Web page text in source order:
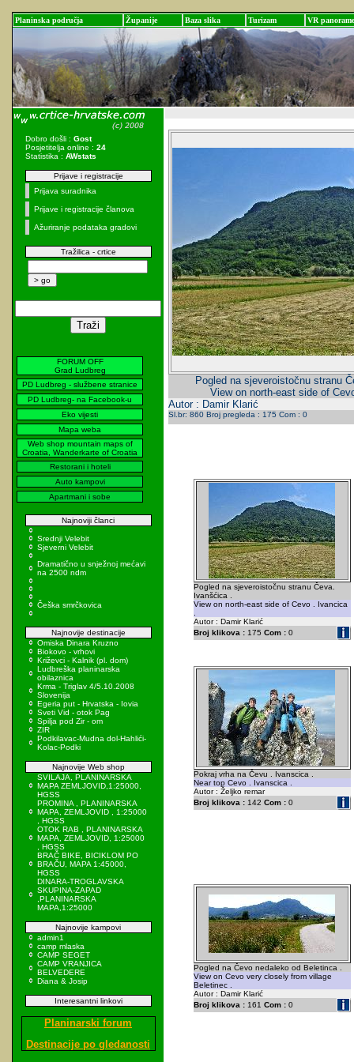
Planinska područja Županije Baza slika Turizam VR panorame
Dobro došli : Gost
Posjetitelja online : 24
Statistika : AWstats
Prijave i registracije
Prijava suradnika
Prijave i registracije članova
Ažuriranje podataka gradovi
Tražilica - crtice
FORUM OFF
Grad Ludbreg
PD Ludbreg - službene stranice
PD Ludbreg- na Facebook-u
Eko vijesti
Mapa weba
Web shop mountain maps of
Croatia, Wanderkarte of Croatia
Restorani i hoteli
Auto kampovi
Apartmani i sobe
Najnoviji članci
Srednji Velebit
Sjeverni Velebit
Dramatično u snježnoj mećavi
na 2500 ndm
Češka smrčkovica
Najnovije destinacije
Omiska Dinara Kruzno
Biokovo - vrhovi
Križevci - Kalnik (pl. dom)
Ludbreška planinarska
obilaznica
Krma - Triglav 4/5.10.2008
Slovenija
Egeria put - Hrvatska - Iovia
Sveti Vid - otok Pag
Spilja pod Zir - om
ZIR
Podkilavac-Mudna dol-Hahlići-
Kolac-Podki
Najnovije Web shop
SVILAJA, PLANINARSKA
MAPA ZEMLJOVID,1:25000,
HGSS
PROMINA , PLANINARSKA
MAPA, ZEMLJOVID , 1:25000
, HGSS
OTOK RAB , PLANINARSKA
MAPA, ZEMLJOVID, 1:25000
, HGSS
BRAČ BIKE, BICIKLOM PO
BRAČU, MAPA 1:45000,
HGSS
DINARA-TROGLAVSKA
SKUPINA-ZAPAD
,PLANINARSKA
MAPA,1:25000
Najnovije kampovi
admin1
camp mlaska
CAMP SEGET
CAMP VRANJICA
BELVEDERE
Diana & Josip
Interesantni linkovi
Planinarski forum
Destinacije po gledanosti
Pogled na sjeveroistočnu stranu
View on north-east side of
Autor : Damir Klarić
Sl.br: 860 Broj pregleda : 175 Com : 0
Pogled na sjeveroistočnu stranu Čeva.
Ivanšćica .
View on north-east side of Cevo . Ivancica
Autor : Damir Klarić
Broj klikova :175 Com :0
Pokraj vrha na Čevu . Ivanscica .
Near top Cevo . Ivanscica .
Autor : Željko remar
Broj klikova :142 Com :0
Pogled na Čevo nedaleko od Beletinca .
View on Cevo very closely from village
Beletinec .
Autor : Damir Klarić
Broj klikova :161 Com :0